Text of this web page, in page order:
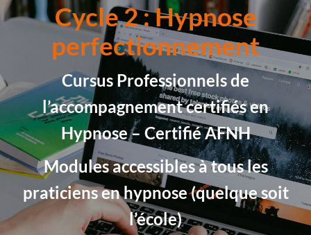
Cycle 2 : Hypnose
perfectionnement
Cursus Professionnels de
l’accompagnement certifiés en
Hypnose – Certifié AFNH
Modules accessibles à tous les
praticiens en hypnose (quelque soit
l’école)